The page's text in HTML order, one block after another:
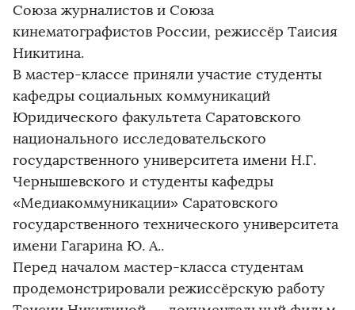
Союза журналистов и Союза
кинематографистов России, режиссёр Таисия
Никитина.
В мастер-классе приняли участие студенты
кафедры социальных коммуникаций
Юридического факультета Саратовского
национального исследовательского
государственного университета имени Н.Г.
Чернышевского и студенты кафедры
«Медиакоммуникации» Саратовского
государственного технического университета
имени Гагарина Ю. А..
Перед началом мастер-класса студентам
продемонстрировали режиссёрскую работу